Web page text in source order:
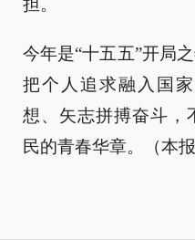
担。
今年是“十五五”开局
把个人追求融入国
想、矢志拼搏奋斗，
民的青春华章。（本